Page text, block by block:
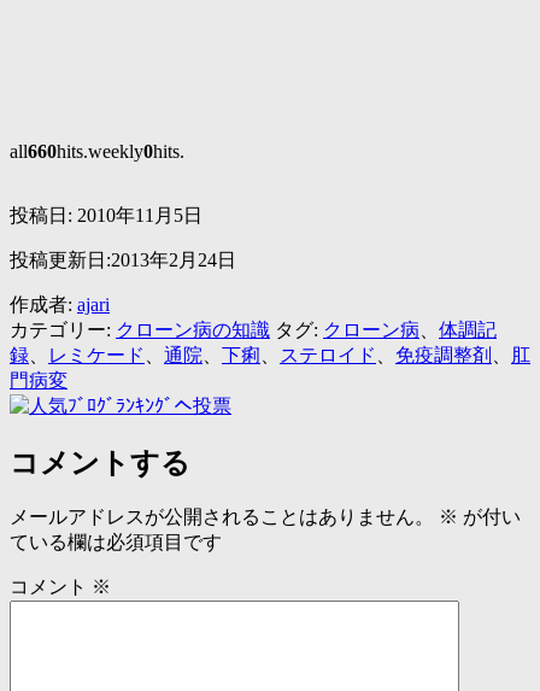
all660hits.weekly0hits.
投稿日: 2010年11月5日
投稿更新日:2013年2月24日
作成者: ajari
カテゴリー: クローン病の知識 タグ: クローン病
体調記
録
レミケード 通院 下痢 ステロイド 免疫調整剤
肛
門病変
コメントする
メールアドレスが公開されることはありません。 ※ が付い
ている欄は必須項目です
コメント ※